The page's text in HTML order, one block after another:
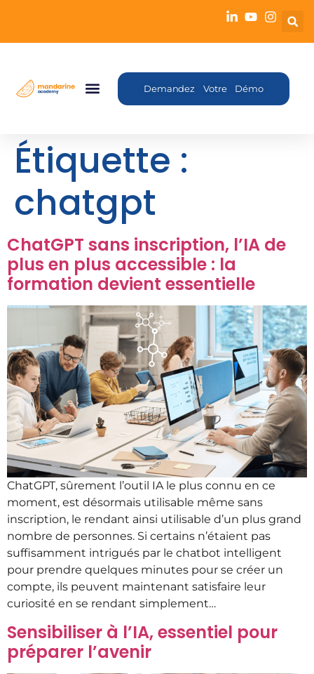
Demandez Votre Démo
Étiquette :
chatgpt
ChatGPT sans inscription, l’IA de
plus en plus accessible : la
formation devient essentielle
ChatGPT, sûrement l’outil IA le plus connu en ce
moment, est désormais utilisable même sans
inscription, le rendant ainsi utilisable d’un plus grand
nombre de personnes. Si certains n’étaient pas
suffisamment intrigués par le chatbot intelligent
pour prendre quelques minutes pour se créer un
compte, ils peuvent maintenant satisfaire leur
curiosité en se rendant simplement…
Sensibiliser à l’IA, essentiel pour
préparer l’avenir